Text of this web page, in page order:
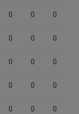
0 0 0
0 0 0
0 0 0
0 0 0
0 0 0